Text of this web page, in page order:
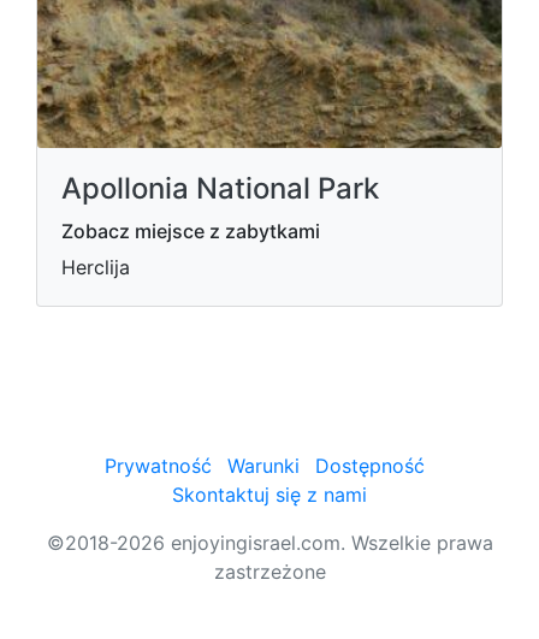
Apollonia National Park
Zobacz miejsce z zabytkami
Herclija
Prywatność Warunki
Dostępność
Skontaktuj się z nami
©2018-2026 enjoyingisrael.com. Wszelkie prawa
zastrzeżone